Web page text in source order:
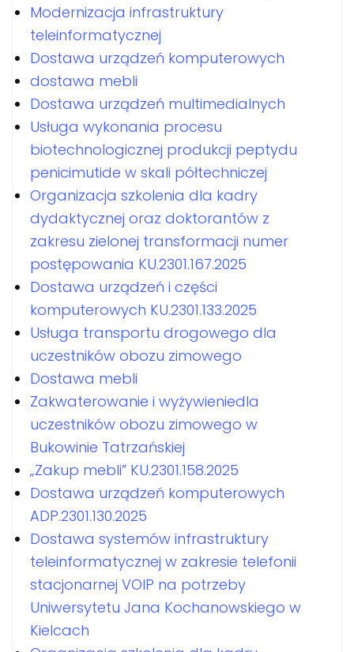
Modernizacja infrastruktury
teleinformatycznej
Dostawa urządzeń komputerowych
dostawa mebli
Dostawa urządzeń multimedialnych
Usługa wykonania procesu
biotechnologicznej produkcji peptydu
penicimutide w skali półtechniczej
Organizacja szkolenia dla kadry
dydaktycznej oraz doktorantów z
zakresu zielonej transformacji numer
postępowania KU.2301.167.2025
Dostawa urządzeń i części
komputerowych KU.2301.133.2025
Usługa transportu drogowego dla
uczestników obozu zimowego
Dostawa mebli
Zakwaterowanie i wyżywieniedla
uczestników obozu zimowego w
Bukowinie Tatrzańskiej
„Zakup mebli” KU.2301.158.2025
Dostawa urządzeń komputerowych
ADP.2301.130.2025
Dostawa systemów infrastruktury
teleinformatycznej w zakresie telefonii
stacjonarnej VOIP na potrzeby
Uniwersytetu Jana Kochanowskiego w
Kielcach